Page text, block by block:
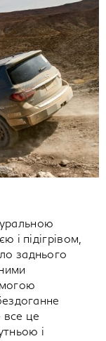
і підігрівом,
заднього
все це
і